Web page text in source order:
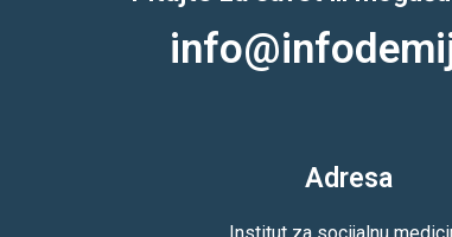
Adresa